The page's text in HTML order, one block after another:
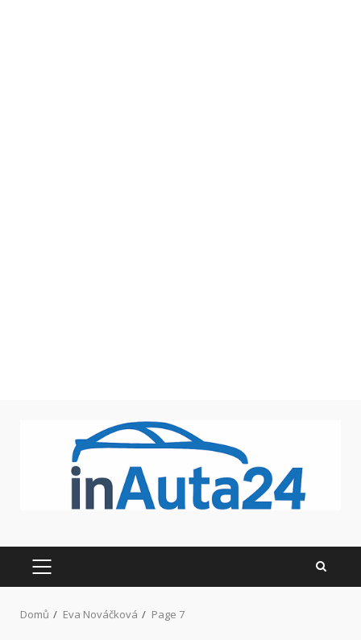
Domů Eva Nováčková Page 7